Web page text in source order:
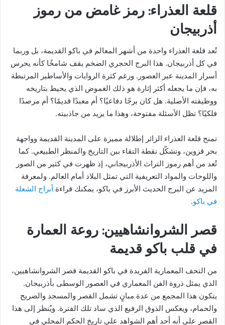
قلعة العذراء: رمز غامض من رموز
أذربيجان
تُعد قلعة العذراء واحدة من أشهر المعالم في باكو القديمة، بل وربما
في كل أذربيجان. هذا البرج الحجري الضخم يقف شامخًا كأنه يحرس
أسرار المدينة عبر العصور. ورغم كثرة الروايات والأساطير المرتبطة
به، فإن ما يجعله أكثر إثارة هو ذلك الغموض الذي يحيط بتاريخه
ووظيفته الأصلية. هل كان برجًا دفاعيًا؟ أم معبدًا قديمًا؟ أم مرصدًا
فلكيًا؟ تظل الأسئلة مفتوحة، وهذا ما يزيد من جاذبيته.
تمنح قلعة العذراء الزائر إطلالة مميزة على المدينة القديمة وواجهة
بحر قزوين، وتشكّل نقطة التقاء بين التاريخ والمنظر الطبيعي. كما
تُعد من أهم رموز التراث الأذربيجاني، إذ ظهرت في كثير من الصور
واللوحات والمواد التعريفية التي تمثل البلاد أمام العالم. ولمعرفة
المزيد عن البرج الحديث الأبرز في باكو، يمكنك قراءة أبراج الشعلة
في باكو.
قصر الشروانشاهيين: روعة العمارة
في قلب باكو قديمة
من التحف المعمارية الفريدة في باكو القديمة قصر الشروانشاهيين،
الذي يمثل ذروة الفن المعماري في العصور الوسطى بأذربيجان.
يتكون هذا المجمع من عدة مبانٍ تشمل القصر والمسجد والضريح
والحمام، ويعكس الذوق الرفيع الذي ساد تلك الفترة. ويُنظر إلى هذا
القصر على أنه أحد أهم الشواهد على تاريخ الحكم المحلي في